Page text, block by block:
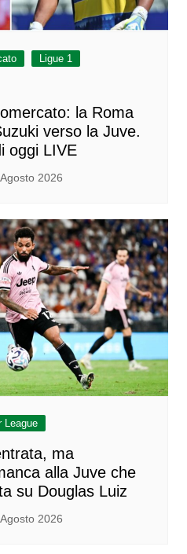
Ligue 1
la Roma
verso la Juve.
oggi LIVE
2026
League
ma
alla Juve che
su Douglas Luiz
2026